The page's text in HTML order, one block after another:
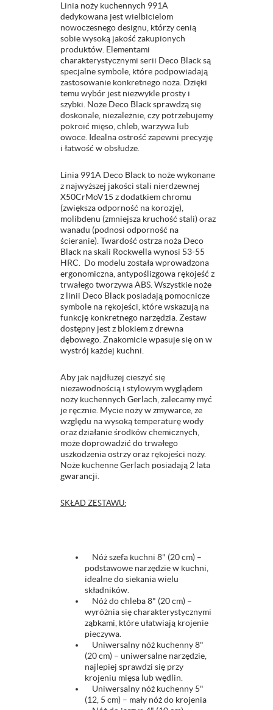
Linia noży kuchennych 991A
dedykowana jest wielbicielom
nowoczesnego designu, którzy cenią
sobie wysoką jakość zakupionych
produktów. Elementami
charakterystycznymi serii Deco Black są
specjalne symbole, które podpowiadają
zastosowanie konkretnego noża. Dzięki
temu wybór jest niezwykle prosty i
szybki. Noże Deco Black sprawdzą się
doskonale, niezależnie, czy potrzebujemy
pokroić mięso, chleb, warzywa lub
owoce. Idealna ostrość zapewni precyzję
i łatwość w obsłudze.
Linia 991A Deco Black to noże wykonane
z najwyższej jakości stali nierdzewnej
X50CrMoV15 z dodatkiem chromu
(zwiększa odporność na korozję),
molibdenu (zmniejsza kruchość stali) oraz
wanadu (podnosi odporność na
ścieranie). Twardość ostrza noża Deco
Black na skali Rockwella wynosi 53-55
HRC. Do modelu została wprowadzona
ergonomiczna, antypoślizgowa rękojeść z
trwałego tworzywa ABS. Wszystkie noże
z linii Deco Black posiadają pomocnicze
symbole na rękojeści, które wskazują na
funkcję konkretnego narzędzia. Zestaw
dostępny jest z blokiem z drewna
dębowego. Znakomicie wpasuje się on w
wystrój każdej kuchni.
Aby jak najdłużej cieszyć się
niezawodnością i stylowym wyglądem
noży kuchennych Gerlach, zalecamy myć
je ręcznie. Mycie noży w zmywarce, ze
względu na wysoką temperaturę wody
oraz działanie środków chemicznych,
może doprowadzić do trwałego
uszkodzenia ostrzy oraz rękojeści noży.
Noże kuchenne Gerlach posiadają 2 lata
gwarancji.
SKŁAD ZESTAWU:
Nóż szefa kuchni 8" (20 cm) –
podstawowe narzędzie w kuchni,
idealne do siekania wielu
składników.
Nóż do chleba 8" (20 cm) –
wyróżnia się charakterystycznymi
ząbkami, które ułatwiają krojenie
pieczywa.
Uniwersalny nóż kuchenny 8"
(20 cm) – uniwersalne narzędzie,
najlepiej sprawdzi się przy
krojeniu mięsa lub wędlin.
Uniwersalny nóż kuchenny 5"
(12, 5 cm) – mały nóż do krojenia